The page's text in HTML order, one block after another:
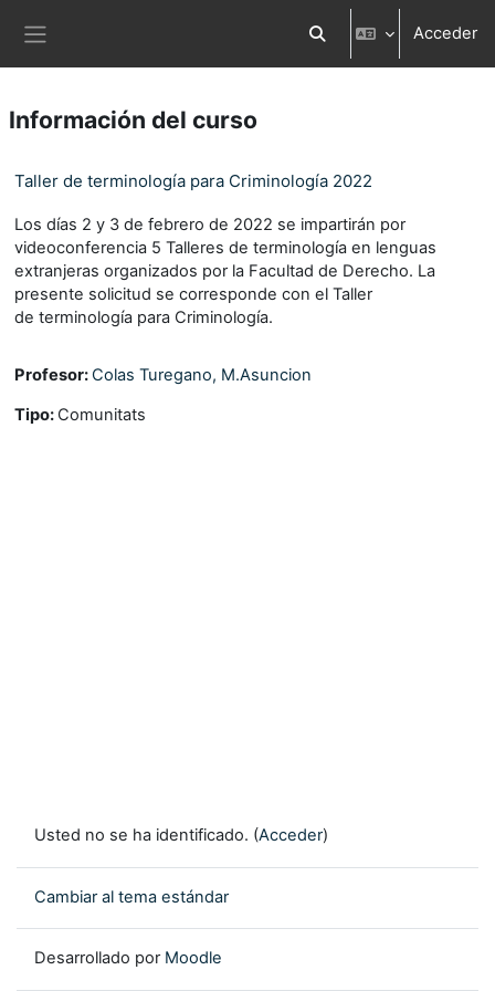
Selector de búsqueda
Acceder
Información del curso
Taller de terminología para Criminología 2022
Los días 2 y 3 de febrero de 2022 se impartirán por
videoconferencia 5 Talleres de terminología en lenguas
extranjeras organizados por la Facultad de Derecho. La
presente solicitud se corresponde con el Taller
de terminología para Criminología.
Profesor:Colas Turegano, M.Asuncion
Tipo: Comunitats
Usted no se ha identificado. (Acceder)
Cambiar al tema estándar
Desarrollado por Moodle